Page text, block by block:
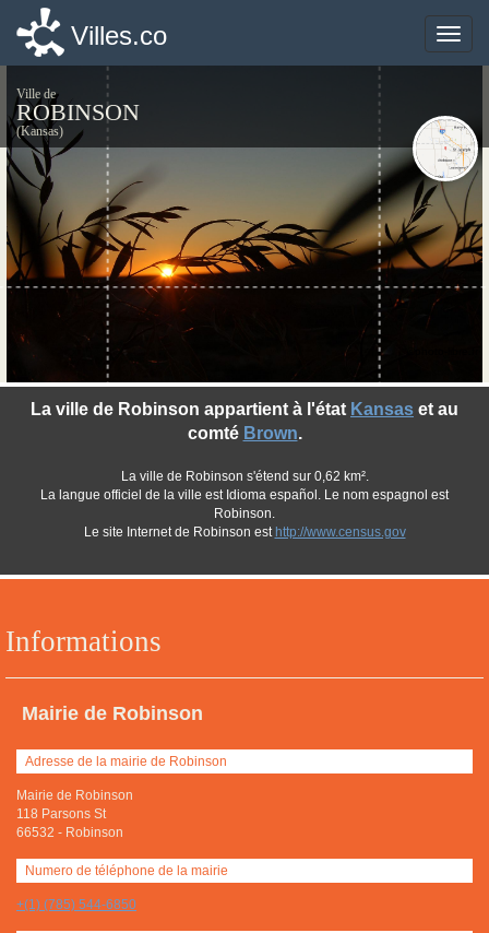
Toggle
Villes.co
Ville de
ROBINSON
(Kansas)
Informations
Mairie de Robinson
Adresse de la mairie de Robinson
Mairie de Robinson
118 Parsons St
66532 - Robinson
Numero de téléphone de la mairie
+(1) (785) 544-6850
La ville de Robinson appartient à l'état Kansas et au
comté Brown.
La ville de Robinson s'étend sur 0,62 km².
La langue officiel de la ville est Idioma español. Le nom espagnol est
Robinson.
Le site Internet de Robinson est http://www.census.gov
Toggle
Villes.co